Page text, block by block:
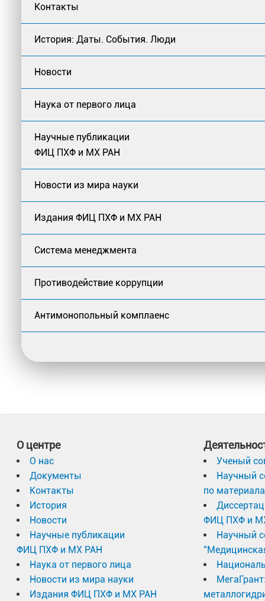
Контакты
История: Даты. События. Люди
Новости
Наука от первого лица
Научные публикации
ФИЦ ПХФ и МХ РАН
Новости из мира науки
Издания ФИЦ ПХФ и МХ РАН
Система менеджмента
Противодействие коррупции
Антимонопольный комплаенс
О центре
О нас
Документы
Контакты
История
Новости
Научные публикации
ФИЦ ПХФ и МХ РАН
Наука от первого лица
Новости из мира науки
Издания ФИЦ ПХФ и МХ РАН
Ученый
Научный
по
ФИЦ ПХФ и
Научный